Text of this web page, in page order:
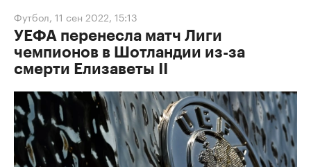
Футбол, 11 сен 2022, 15:13
УЕФА перенесла матч Лиги
чемпионов в Шотландии из-за
смерти Елизаветы II